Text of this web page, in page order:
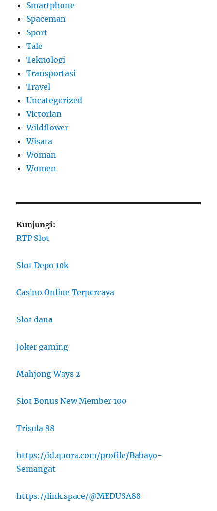
Smartphone
Spaceman
Sport
Tale
Teknologi
Transportasi
Travel
Uncategorized
Victorian
Wildflower
Wisata
Woman
Women
Kunjungi:
RTP Slot
Slot Depo 10k
Casino Online Terpercaya
Slot dana
Joker gaming
Mahjong Ways 2
Slot Bonus New Member 100
Trisula 88
https://id.quora.com/profile/Babayo-
Semangat
https://link.space/@MEDUSA88